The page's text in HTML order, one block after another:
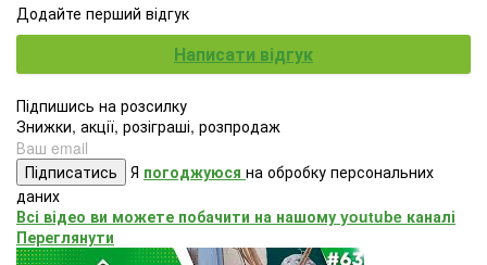
Додайте перший відгук
Написати відгук
Підпишись на розсилку
Знижки, акції, розіграші, розпродаж
Підписатись Я погоджуюся на обробку персональних
даних
Всі відео ви можете побачити на нашому youtube каналі
Переглянути